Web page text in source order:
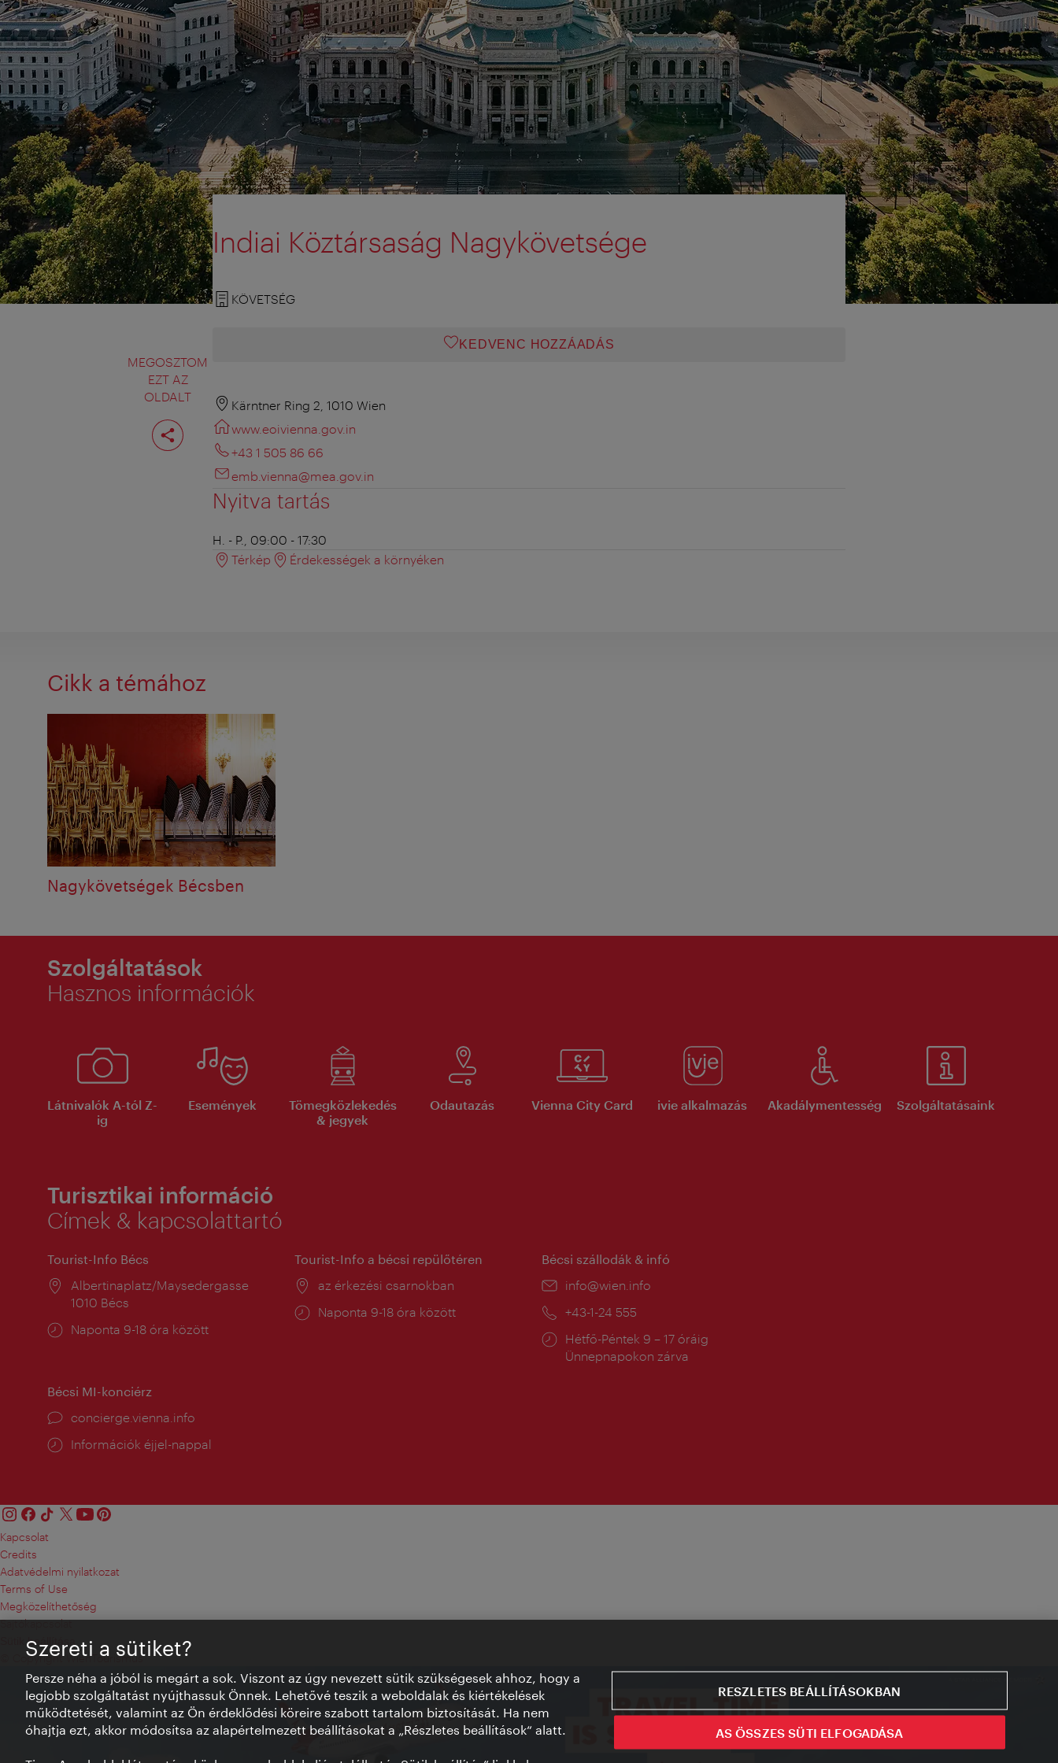
MEGOSZTOM
EZT AZ
OLDALT
Oldal
megosztása
Indiai Köztársaság Nagykövetsége
KÖVETSÉG
KEDVENC HOZZÁADÁS
Kärntner Ring 2, 1010 Wien
www.eoivienna.gov.in
+43 1 505 86 66
emb.vienna@mea.gov.in
Nyitva tartás
H. - P., 09:00 - 17:30
Térkép
Érdekességek a környéken
Cikk a témához
Nagykövetségek Bécsben
Szolgáltatások
Hasznos információk
Látnivalók A-tól Z-
ig
Események
Tömegközlekedés
& jegyek
Odautazás Vienna City Card ivie alkalmazás Akadálymentesség Szolgáltatásaink
Turisztikai információ
Címek & kapcsolattartó
Tourist-Info Bécs
Helyszín:
Albertinaplatz/Maysedergasse
1010 Bécs
Nyitva
Naponta 9-18 óra között
Tourist-Info a bécsi repülőtéren
Helyszín:
az érkezési csarnokban
Nyitva
Naponta 9-18 óra között
Bécsi szállodák & infó
E-
info@wien.info
Telefon:
+43-1-24 555
Nyitva
tartás:
Hétfő-Péntek 9 – 17 óráig
Ünnepnapokon zárva
Bécsi MI-konciérz
concierge.vienna.info
Információk éjjel-nappal
Kapcsolat
Credits
Adatvédelmi nyilatkozat
Terms of Use
Megközelíthetőség
Sajtókapcsolat
Sütik beállítása
© Copyright WienTourismus
Szereti a sütiket?
Persze néha a jóból is megárt a sok. Viszont az úgy nevezett sütik szükségesek ahhoz, hogy a
legjobb szolgáltatást nyújthassuk Önnek. Lehetővé teszik a weboldalak és kiértékelések
működtetését, valamint az Ön érdeklődési köreire szabott tartalom biztosítását. Ha nem
óhajtja ezt, akkor módosítsa az alapértelmezett beállításokat a „Részletes beállítások“ alatt.
RESZLETES BEÁLLÍTÁSOKBAN
AS ÖSSZES SÜTI ELFOGADÁSA